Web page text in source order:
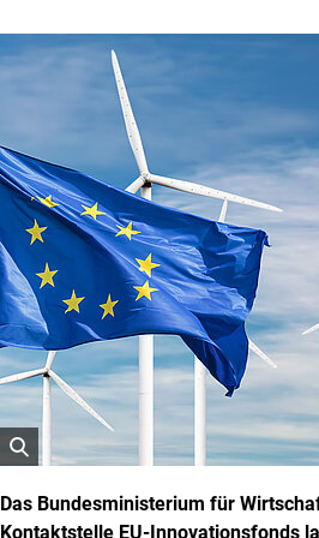
f
f
Das Bundesministerium für
Kontaktstelle EU-Innovationsfonds